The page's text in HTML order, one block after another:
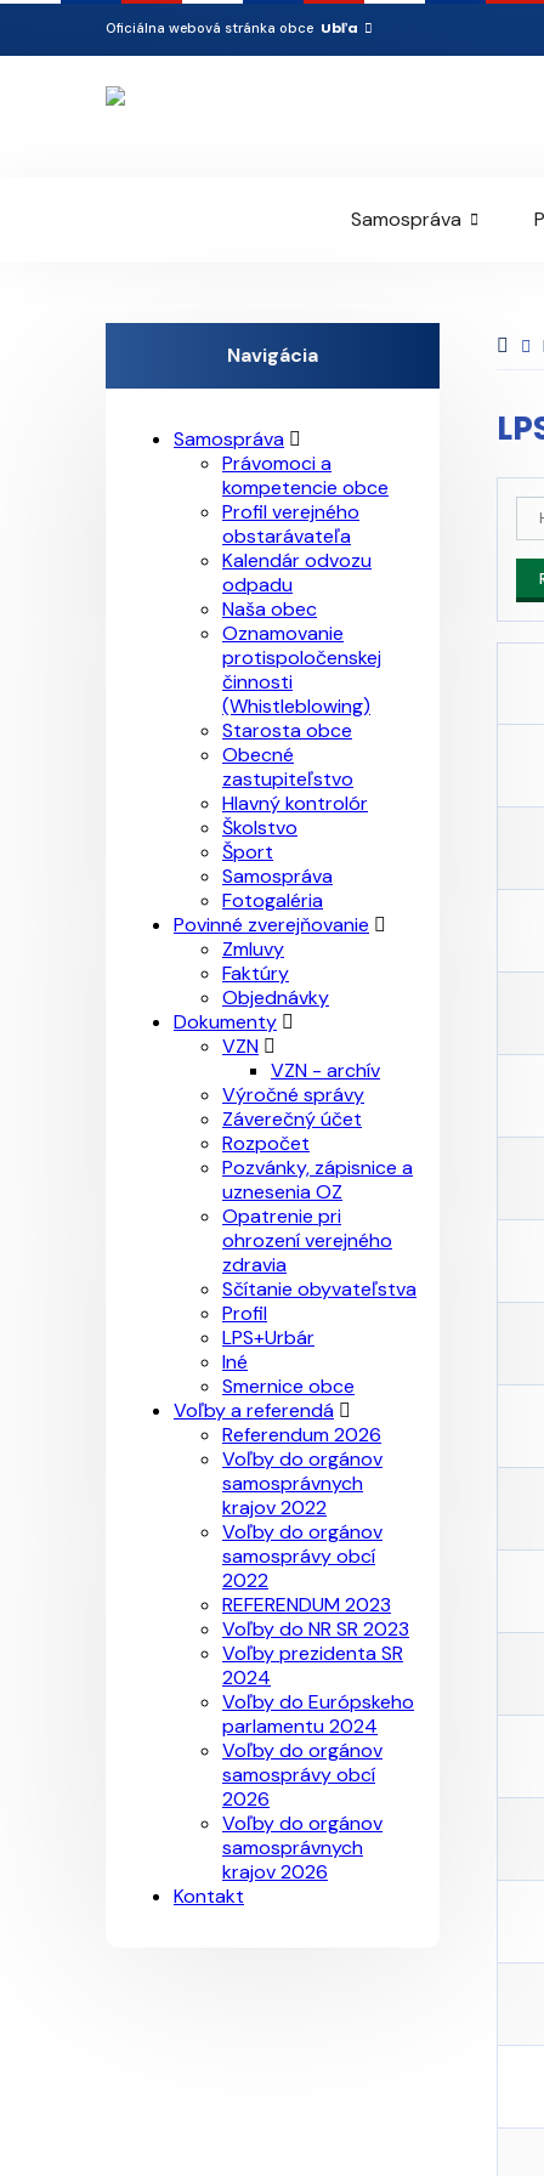
Oficiálna webová stránka obce Ubľa
Samospráva
Navigácia
Samospráva
Právomoci a
kompetencie obce
Profil verejného
obstarávateľa
Kalendár odvozu
odpadu
Naša obec
Oznamovanie
protispoločenskej
činnosti
(Whistleblowing)
Starosta obce
Obecné
zastupiteľstvo
Hlavný kontrolór
Školstvo
Šport
Samospráva
Fotogaléria
Povinné zverejňovanie
Zmluvy
Faktúry
Objednávky
Dokumenty
VZN
VZN - archív
Výročné správy
Záverečný účet
Rozpočet
Pozvánky, zápisnice a
uznesenia OZ
Opatrenie pri
ohrození verejného
zdravia
Sčítanie obyvateľstva
Profil
LPS+Urbár
Iné
Smernice obce
Voľby a referendá
Referendum 2026
Voľby do orgánov
samosprávnych
krajov 2022
Voľby do orgánov
samosprávy obcí
2022
REFERENDUM 2023
Voľby do NR SR 2023
Voľby prezidenta SR
2024
Voľby do Európskeho
parlamentu 2024
Voľby do orgánov
samosprávy obcí
2026
Voľby do orgánov
samosprávnych
krajov 2026
Kontakt